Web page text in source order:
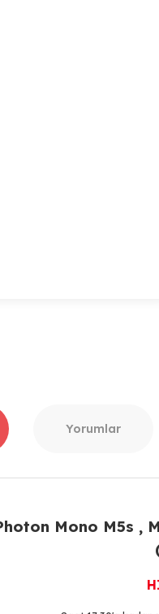
Yorumlar
Mono M5s ,